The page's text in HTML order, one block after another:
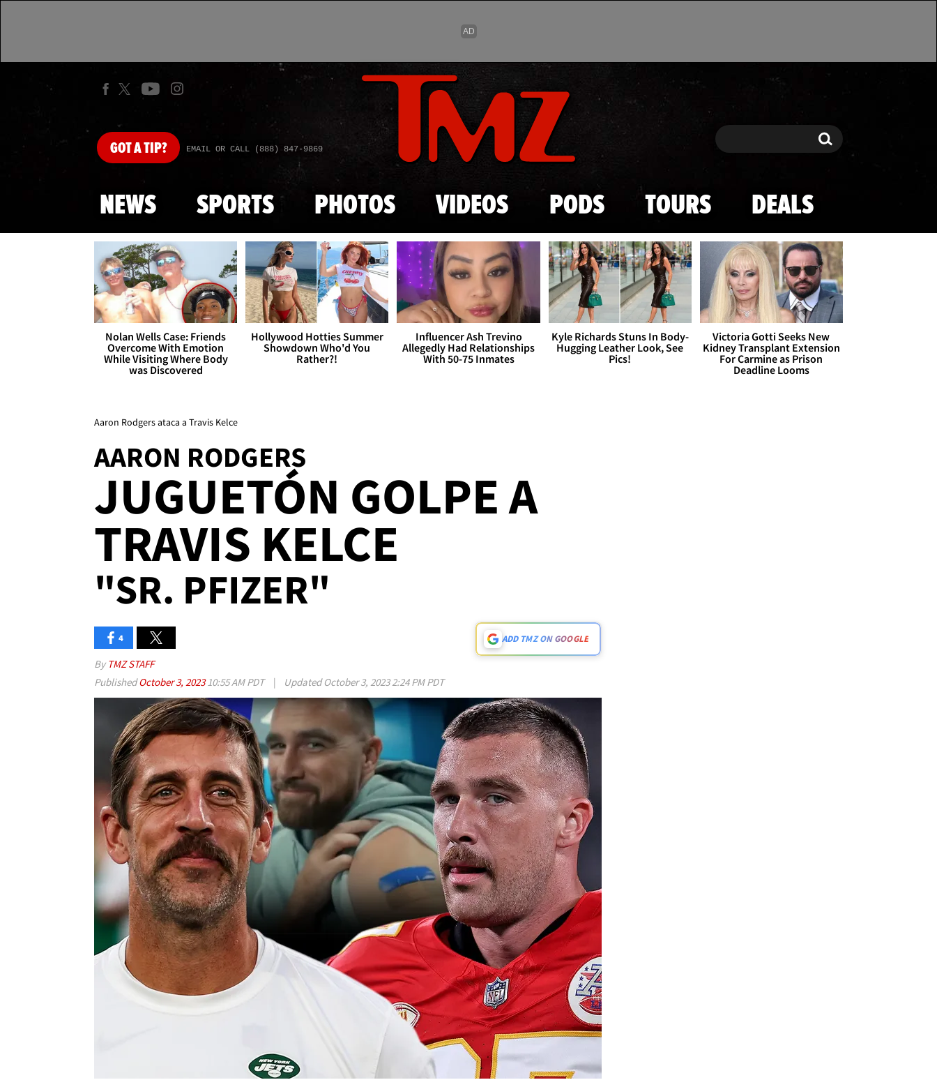
Skip to main content
GOTA TIP? EMAIL OR CALL (888) 847-9869 Search Search
NEWS SPORTS PHOTOS VIDEOS PODS TOURS DEALS
Nolan Wells Case: Friends
Overcome With Emotion
While Visiting Where Body
was Discovered
Hollywood Hotties Summer
Showdown Who'd You
Rather?!
Influencer Ash Trevino
Allegedly Had Relationships
With 50-75 Inmates
Kyle Richards Stuns In Body-
Hugging Leather Look, See
Pics!
Victoria Gotti Seeks New
Kidney Transplant Extension
For Carmine as Prison
Deadline Looms
Aaron Rodgers ataca a Travis Kelce
AARON RODGERS
JUGUETÓN GOLPE A
TRAVIS KELCE
"SR. PFIZER"
4 ADD TMZ ON GOOGLE
By TMZ STAFF
PublishedOctober 3, 202310:55 AM PDT | UpdatedOctober 3, 2023 2:24 PM PDT